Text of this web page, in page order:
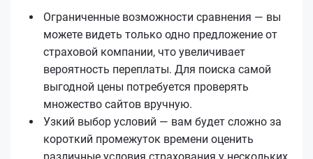
Ограниченные возможности сравнения — вы
можете видеть только одно предложение от
страховой компании, что увеличивает
вероятность переплаты. Для поиска самой
выгодной цены потребуется проверять
множество сайтов вручную.
Узкий выбор условий — вам будет сложно за
короткий промежуток времени оценить